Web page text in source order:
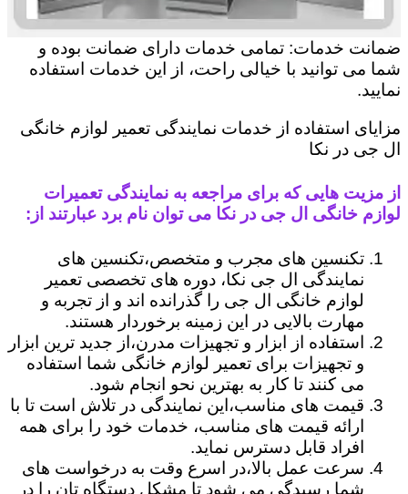
ضمانت خدمات: تمامی خدمات دارای ضمانت بوده و
شما می توانید با خیالی راحت، از این خدمات استفاده
نمایید.
مزایای استفاده از خدمات نمایندگی تعمیر لوازم خانگی
ال جی در نکا
از مزیت هایی که برای مراجعه به نمایندگی تعمیرات
لوازم خانگی ال جی در نکا می توان نام برد عبارتند از:
تکنسین های مجرب و متخصص،تکنسین های
نمایندگی ال جی نکا، دوره های تخصصی تعمیر
لوازم خانگی ال جی را گذرانده اند و از تجربه و
مهارت بالایی در این زمینه برخوردار هستند.
استفاده از ابزار و تجهیزات مدرن،از جدید ترین ابزار
و تجهیزات برای تعمیر لوازم خانگی شما استفاده
می کنند تا کار به بهترین نحو انجام شود.
قیمت های مناسب،این نمایندگی در تلاش است تا با
ارائه قیمت های مناسب، خدمات خود را برای همه
افراد قابل دسترس نماید.
سرعت عمل بالا،در اسرع وقت به درخواست های
شما رسیدگی می شود تا مشکل دستگاه تان را در